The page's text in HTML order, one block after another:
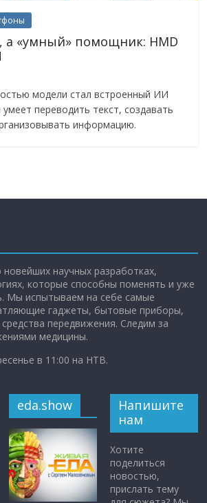
а «умный» помощник: HMD
модели стал встроенный ИИ
переводить текст, создавать
информацию.
научных разработках,
которые способны поменять и уже
Мы испытываем на себе самые
гаджеты, бытовые приборы,
передвижения. Следим за
медицины.
в 11:00 на НТВ.
eda.show
Напишите
нам
Хотите
поделиться
новостью,
прислать тему